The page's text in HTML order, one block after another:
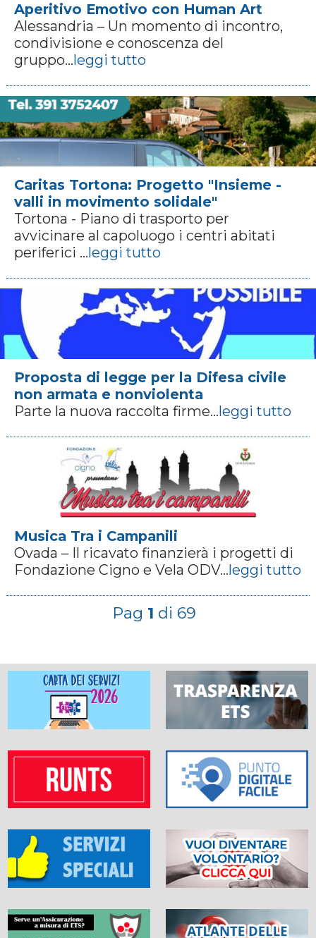
Aperitivo Emotivo con Human Art
Alessandria – Un momento di incontro,
condivisione e conoscenza del
gruppo...leggi tutto
Caritas Tortona: Progetto "Insieme -
valli in movimento solidale"
Tortona - Piano di trasporto per
avvicinare al capoluogo i centri abitati
periferici ...leggi tutto
Proposta di legge per la Difesa civile
non armata e nonviolenta
Parte la nuova raccolta firme...leggi tutto
Musica Tra i Campanili
Ovada – Il ricavato finanzierà i progetti di
Fondazione Cigno e Vela ODV...leggi tutto
Pag 1 di 69